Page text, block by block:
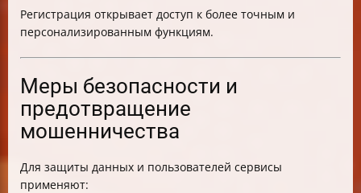
Регистрация открывает доступ к более точным и
персонализированным функциям.
Меры безопасности и
предотвращение
мошенничества
Для защиты данных и пользователей сервисы
применяют: